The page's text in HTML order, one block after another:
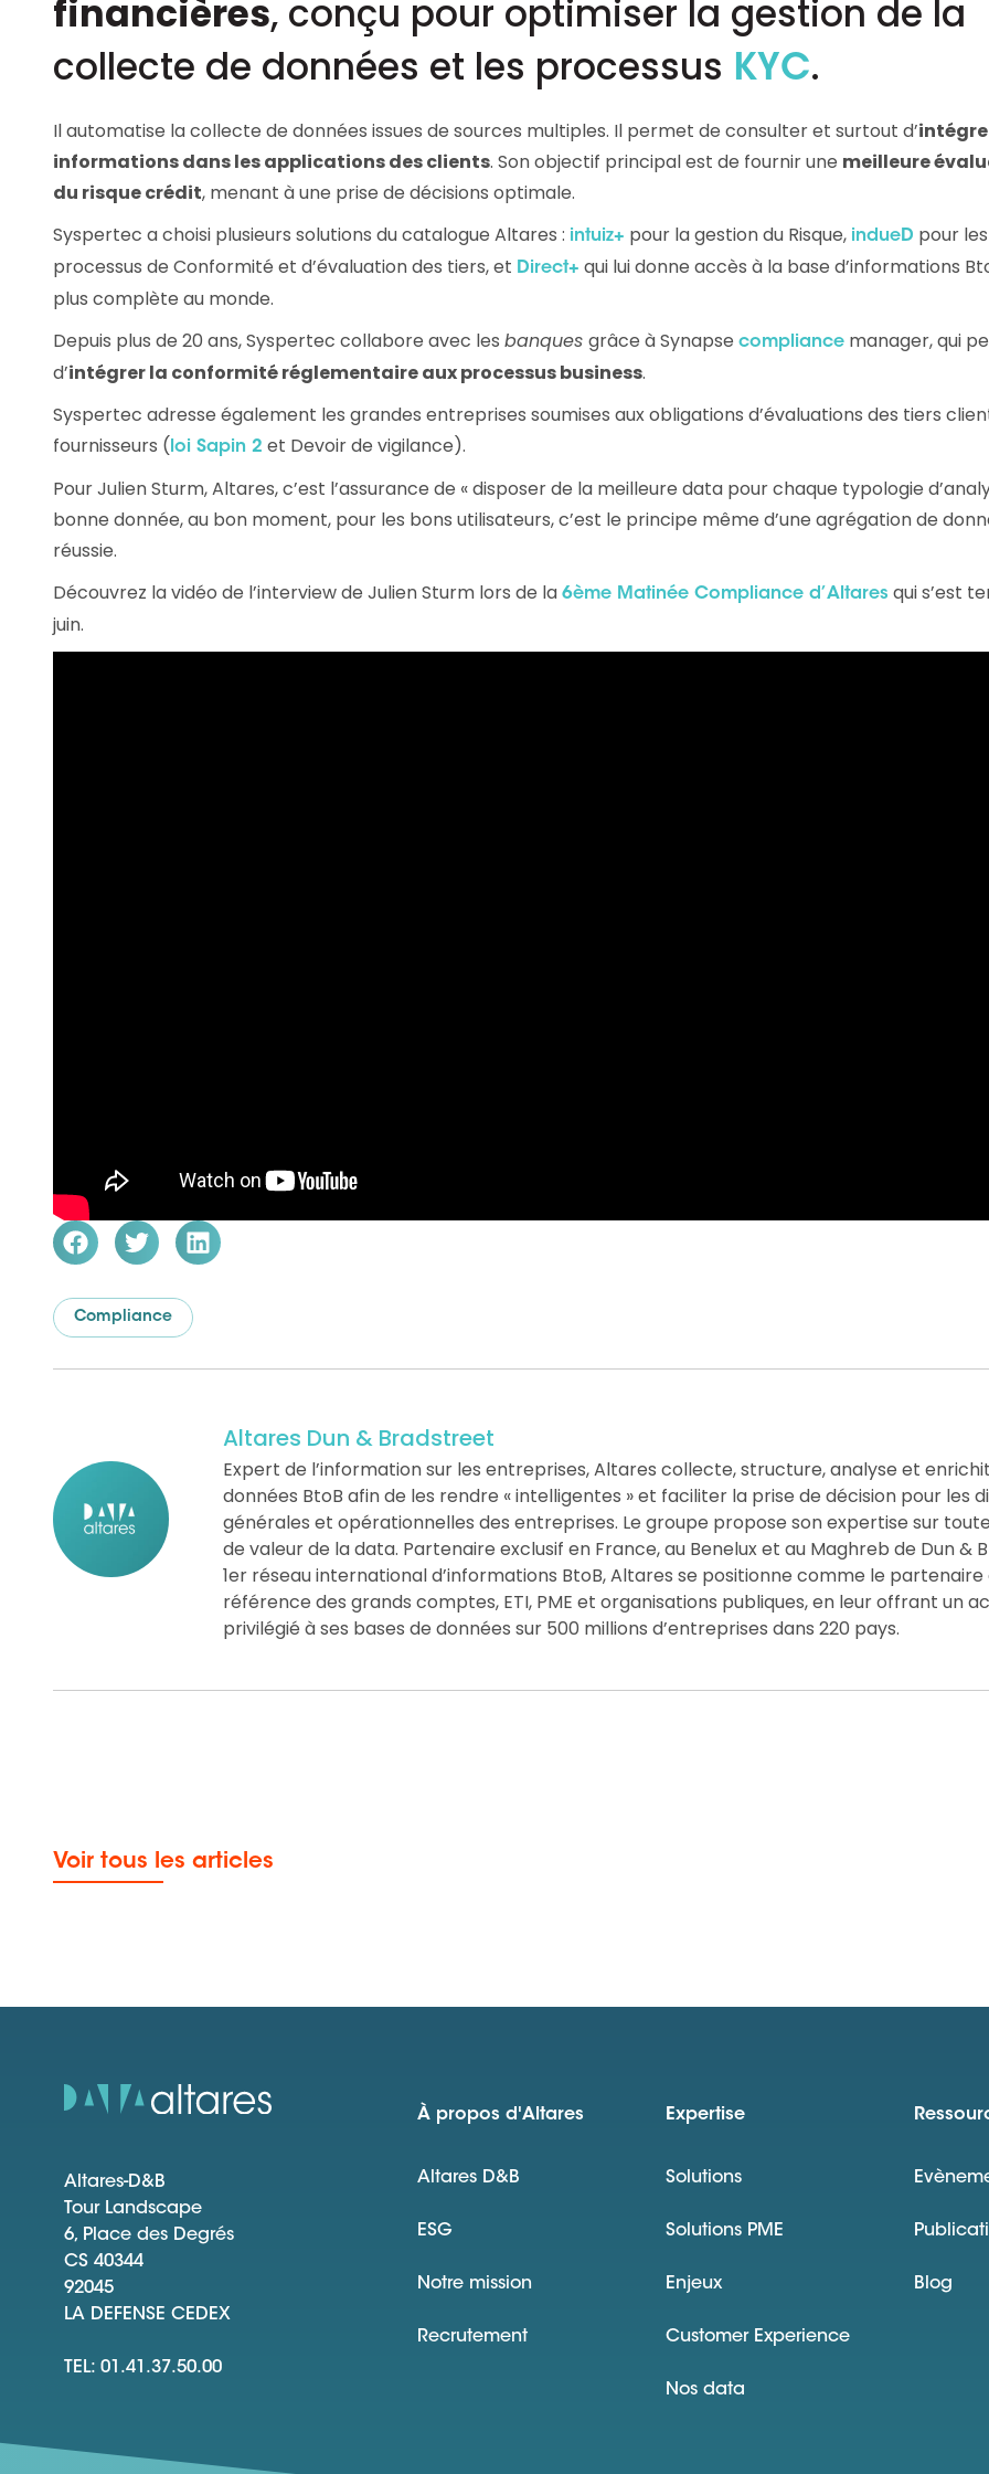
Prendre de meilleures
bonnes stratégies​ grâce à
Les principes qui guident nos équipes et
Découvrir nos valeurs
Consultez les informations relatives à
Consulter le rapport
financières, conçu pour optimiser la gestion de la
collecte de données et les processus KYC.
Il automatise la collecte de données issues de sources multiples. Il permet de consulter et surtout d’
informations dans les applications des clients. Son objectif principal est de fournir une meilleure
du risque crédit, menant à une prise de décisions optimale.
Syspertec a choisi plusieurs solutions du catalogue Altares : intuiz+ pour la gestion du Risque, indueD pour les
processus de Conformité et d’évaluation des tiers, et Direct+ qui lui donne accès à la base d’informations
plus complète au monde.
Depuis plus de 20 ans, Syspertec collabore avec les banques grâce à Synapse compliance manager, qui
d’intégrer la conformité réglementaire aux processus business.
Syspertec adresse également les grandes entreprises soumises aux obligations d’évaluations des tiers
fournisseurs ( loi Sapin 2 et Devoir de vigilance).
Pour Julien Sturm, Altares, c’est l’assurance de « disposer de la meilleure data pour chaque typologie
bonne donnée, au bon moment, pour les bons utilisateurs, c’est le principe même d’une agrégation de
réussie.
Découvrez la vidéo de l’interview de Julien Sturm lors de la 6ème Matinée Compliance d’Altares qui s’est
juin.
Compliance
Altares Dun & Bradstreet
Expert de l’information sur les entreprises, Altares collecte, structure, analyse et
données BtoB afin de les rendre « intelligentes » et faciliter la prise de décision pour les
générales et opérationnelles des entreprises. Le groupe propose son expertise sur
de valeur de la data. Partenaire exclusif en France, au Benelux et au Maghreb de Dun &
1er réseau international d’informations BtoB, Altares se positionne comme le partenaire
référence des grands comptes, ETI, PME et organisations publiques, en leur offrant un
privilégié à ses bases de données sur 500 millions d’entreprises dans 220 pays.
Voir tous les articles
Altares-D&B
Tour Landscape
6, Place des Degrés
CS 40344
92045
LA DEFENSE CEDEX
TEL: 01.41.37.50.00
À propos d'Altares
Altares D&B
ESG
Notre mission
Recrutement
Expertise
Solutions
Solutions PME
Enjeux
Customer Experience
Nos data
Blog